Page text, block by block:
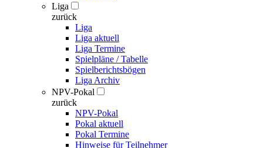
Liga
zurück
Liga
Liga aktuell
Liga Termine
Spielpläne / Tabelle
Spielberichtsbögen
Liga Archiv
NPV-Pokal
zurück
NPV-Pokal
Pokal aktuell
Pokal Termine
Hinweise für Teilnehmer